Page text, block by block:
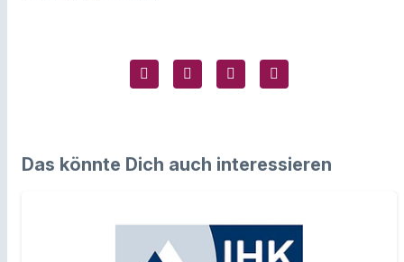
Das könnte Dich auch interessieren